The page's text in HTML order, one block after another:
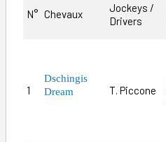
N° Chevaux
Jockeys /
Drivers
1
Dschingis
Dream
T. Piccone